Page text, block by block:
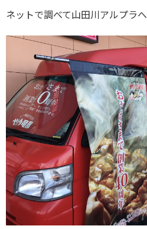
ネットで調べて山田川アルプラへ